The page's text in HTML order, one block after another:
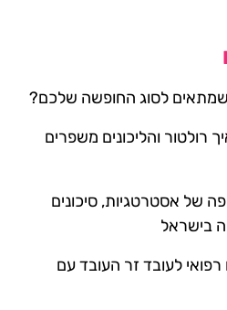
שמתאים לסוג החופשה שלכם?
רולטור והליכונים משפרים
של אסטרטגיות, סיכונים
בישראל
לעובד זר העובד עם